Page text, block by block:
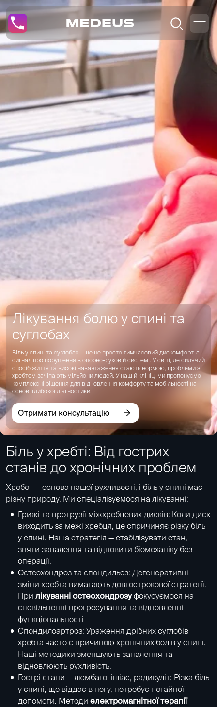
Лікування болю у спині та
суглобах
Біль у спині та суглобах — це не просто тимчасовий дискомфорт, а
сигнал про порушення в опорно-руховій системі. У світі, де сидячий
спосіб життя та високі навантаження стають нормою, проблеми з
хребтом зачіпають мільйони людей. У нашій клініці ми пропонуємо
комплексні рішення для відновлення комфорту та мобільності на
основі глибокої діагностики.
Отримати консультацію
Біль у хребті: Від гострих
станів до хронічних проблем
Хребет — основа нашої рухливості, і біль у спині має
різну природу. Ми спеціалізуємося на лікуванні:
Грижі та протрузії міжхребцевих дисків: Коли диск
виходить за межі хребця, це спричиняє різку біль
у спині. Наша стратегія — стабілізувати стан,
зняти запалення та відновити біомеханіку без
операції.
Остеохондроз та спондильоз: Дегенеративні
зміни хребта вимагають довгострокової стратегії.
При лікуванні остеохондрозуфокусуємося на
сповільненні прогресування та відновленні
функціональності
Спондилоартроз: Ураження дрібних суглобів
хребта часто є причиною хронічних болів у спині.
Наші методики зменшують запалення та
відновлюють рухливість.
Гострі стани — люмбаго, ішіас, радикуліт: Різка біль
у спині, що віддає в ногу, потребує негайної
допомоги. Методиелектромагнітної терапії